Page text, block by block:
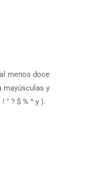
menos doce
mayúsculas y
" ? $ % ^ y ).